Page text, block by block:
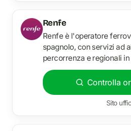
Renfe
Renfe è l'operatore
spagnolo, con servizi ad
percorrenza e regionali
Controlla
Sito